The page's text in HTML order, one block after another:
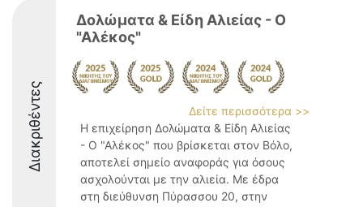
Διακριθέντες
Δολώματα & Είδη Αλιείας - Ο
"Αλέκος"
Δείτε περισσότερα >>
Η επιχείρηση Δολώματα & Είδη Αλιείας
- Ο "Αλέκος" που βρίσκεται στον Βόλο,
αποτελεί σημείο αναφοράς για όσους
ασχολούνται με την αλιεία. Με έδρα
στη διεύθυνση Πύρασσου 20, στην